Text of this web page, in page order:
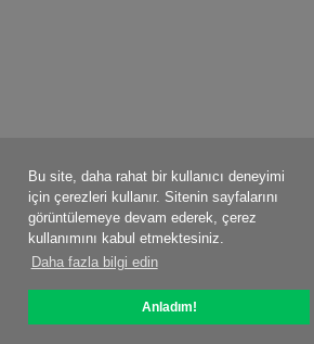
Bu site, daha rahat bir kullanıcı deneyimi
için çerezleri kullanır. Sitenin sayfalarını
görüntülemeye devam ederek, çerez
kullanımını kabul etmektesiniz.
Daha fazla bilgi edin
Anladım!